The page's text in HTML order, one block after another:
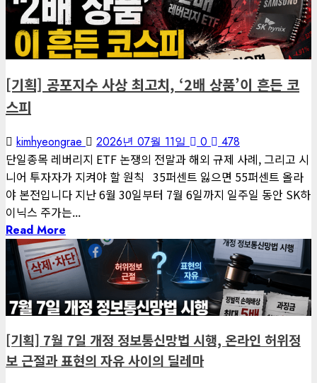
게재된 글
편집장 칼럼
[기획] 공포지수 사상 최고치, ‘2배 상품’이 흔든 코
스피
kimhyeongrae 2026년 07월 11일 0 478
단일종목 레버리지 ETF 논쟁의 전말과 해외 규제 사례, 그리고 시
니어 투자자가 지켜야 할 원칙 35퍼센트 잃으면 55퍼센트 올라
야 본전입니다 지난 6월 30일부터 7월 6일까지 일주일 동안 SK하
이닉스 주가는...
Read More
3 minutes read
게재된 글
글로벌 트렌드
[기획] 7월 7일 개정 정보통신망법 시행, 온라인 허위정
보 근절과 표현의 자유 사이의 딜레마